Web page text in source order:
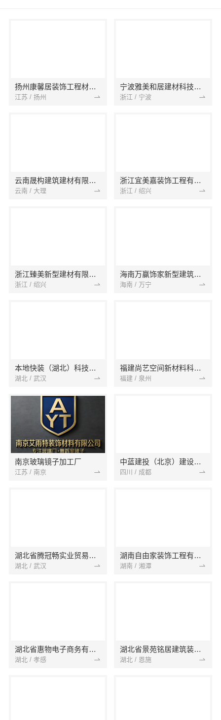
扬州康馨居装饰工程材料有限公司
江苏 / 扬州
宁波雅美和居建材科技有限公司
浙江 / 宁波
云南晟构建筑建材有限公司
云南 / 大理
浙江宜美嘉装饰工程有限公司
浙江 / 绍兴
浙江臻美新型建材有限公司
浙江 / 绍兴
海南万赢饰家新型建筑材料有限公司
海南 / 万宁
本地快装（湖北）科技有限公司
湖北 / 武汉
福建尚艺空间新材料科技有限公司
福建 / 泉州
南京玻璃镜子加工厂
江苏 / 南京
中蓝建投（北京）建设有限公司四川第一分公司
四川 / 成都
湖北省腾冠畅实业贸易有限公司
湖北 / 武汉
湖南自由家装饰工程有限公司
湖南 / 湘潭
湖北省惠物电子商务有限公司
湖北 / 孝感
湖北省景苑铭居建筑装饰有限公司
湖北 / 恩施